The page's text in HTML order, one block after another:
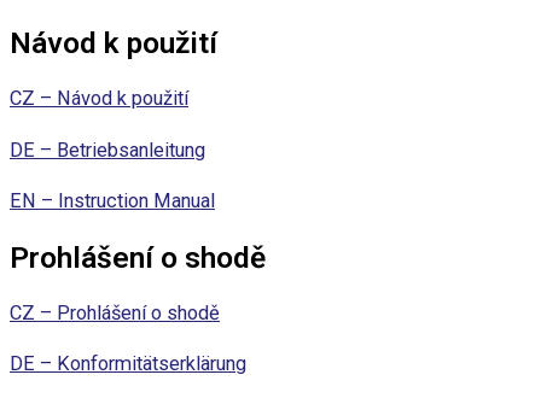
Návod k použití
CZ – Návod k použití
DE – Betriebsanleitung
EN – Instruction Manual
Prohlášení o shodě
CZ – Prohlášení o shodě
DE – Konformitätserklärung